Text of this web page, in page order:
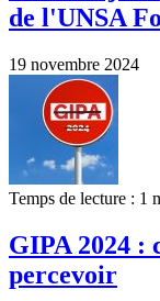
de l'UNSA
19 novembre 2024
Temps de lecture : 1
GIPA 2024 :
percevoir